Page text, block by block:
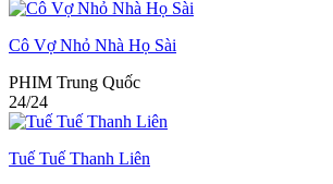
Cô Vợ Nhỏ Nhà Họ Sài
PHIM Trung Quốc
24/24
Tuế Tuế Thanh Liên